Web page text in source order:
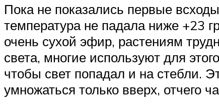
Пока не показались первые
температура не падала ниже +23
очень сухой эфир, растениям
света, многие используют для
чтобы свет попадал и на стебли.
умножаться только вверх, отчего